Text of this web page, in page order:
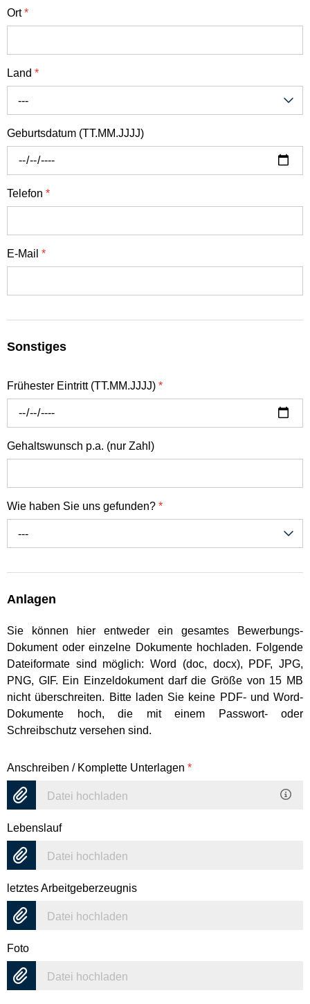
Ort*
Land *
---
Geburtsdatum (TT.MM.JJJJ)
Telefon *
E-Mail *
Sonstiges
Frühester Eintritt (TT.MM.JJJJ) *
Gehaltswunsch p.a. (nur Zahl)
Wie haben Sie uns gefunden? *
---
Anlagen
Sie können hier entweder ein gesamtes Bewerbungs-
Dokument oder einzelne Dokumente hochladen. Folgende
Dateiformate sind möglich: Word (doc, docx), PDF, JPG,
PNG, GIF. Ein Einzeldokument darf die Größe von 15 MB
nicht überschreiten. Bitte laden Sie keine PDF- und Word-
Dokumente hoch, die mit einem Passwort- oder
Schreibschutz versehen sind.
Anschreiben / Komplette Unterlagen *
Datei hochladen
Lebenslauf
Datei hochladen
letztes Arbeitgeberzeugnis
Datei hochladen
Foto
Datei hochladen